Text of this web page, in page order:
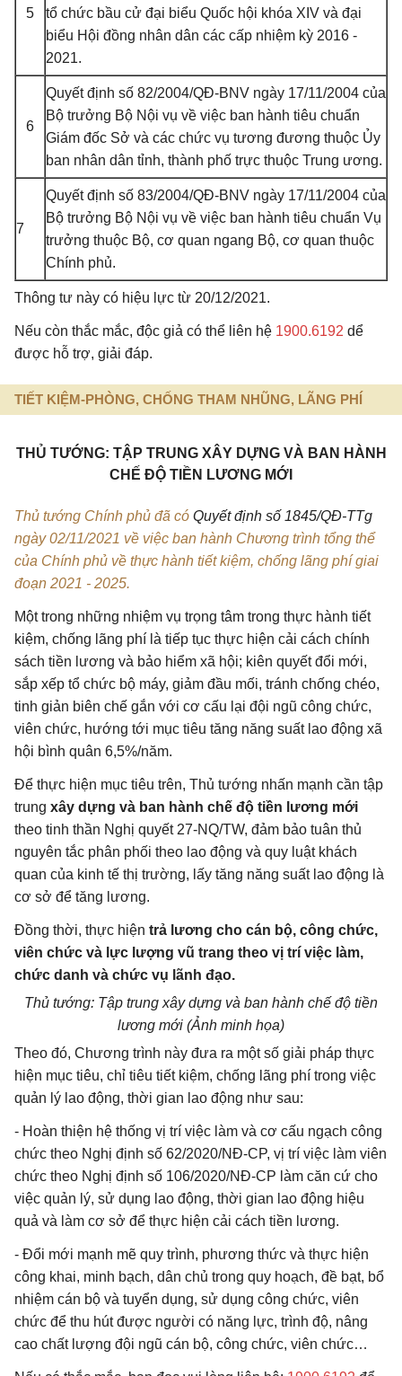
5
tổ chức bầu cử đại biểu Quốc hội khóa XIV và đại
biểu Hội đồng nhân dân các cấp nhiệm kỳ 2016 -
2021.
6
Quyết định số 82/2004/QĐ-BNV ngày 17/11/2004 của
Bộ trưởng Bộ Nội vụ về việc ban hành tiêu chuẩn
Giám đốc Sở và các chức vụ tương đương thuộc Ủy
ban nhân dân tỉnh, thành phố trực thuộc Trung ương.
7
Quyết định số 83/2004/QĐ-BNV ngày 17/11/2004 của
Bộ trưởng Bộ Nội vụ về việc ban hành tiêu chuẩn Vụ
trưởng thuộc Bộ, cơ quan ngang Bộ, cơ quan thuộc
Chính phủ.
Thông tư này có hiệu lực từ 20/12/2021.
Nếu còn thắc mắc, độc giả có thể liên hệ 1900.6192 dể
được hỗ trợ, giải đáp.
TIẾT KIỆM-PHÒNG, CHỐNG THAM NHŨNG, LÃNG PHÍ
THỦ TƯỚNG: TẬP TRUNG XÂY DỰNG VÀ BAN HÀNH
CHẾ ĐỘ TIỀN LƯƠNG MỚI
Thủ tướng Chính phủ đã có Quyết định số 1845/QĐ-TTg
ngày 02/11/2021 về việc ban hành Chương trình tổng thể
của Chính phủ về thực hành tiết kiệm, chống lãng phí giai
đoạn 2021 - 2025.
Một trong những nhiệm vụ trọng tâm trong thực hành tiết
kiệm, chống lãng phí là tiếp tục thực hiện cải cách chính
sách tiền lương và bảo hiểm xã hội; kiên quyết đổi mới,
sắp xếp tổ chức bộ máy, giảm đầu mối, tránh chống chéo,
tinh giản biên chế gắn với cơ cấu lại đội ngũ công chức,
viên chức, hướng tới mục tiêu tăng năng suất lao động xã
hội bình quân 6,5%/năm.
Để thực hiện mục tiêu trên, Thủ tướng nhấn mạnh cần tập
trung xây dựng và ban hành chế độ tiền lương mới
theo tinh thần Nghị quyết 27-NQ/TW, đảm bảo tuân thủ
nguyên tắc phân phối theo lao động và quy luật khách
quan của kinh tế thị trường, lấy tăng năng suất lao động là
cơ sở để tăng lương.
Đồng thời, thực hiện trả lương cho cán bộ, công chức,
viên chức và lực lượng vũ trang theo vị trí việc làm,
chức danh và chức vụ lãnh đạo.
Thủ tướng: Tập trung xây dựng và ban hành chế độ tiền
lương mới (Ảnh minh họa)
Theo đó, Chương trình này đưa ra một số giải pháp thực
hiện mục tiêu, chỉ tiêu tiết kiệm, chống lãng phí trong việc
quản lý lao động, thời gian lao động như sau:
- Hoàn thiện hệ thống vị trí việc làm và cơ cấu ngạch công
chức theo Nghị định số 62/2020/NĐ-CP, vị trí việc làm viên
chức theo Nghị định số 106/2020/NĐ-CP làm căn cứ cho
việc quản lý, sử dụng lao động, thời gian lao động hiệu
quả và làm cơ sở để thực hiện cải cách tiền lương.
- Đổi mới mạnh mẽ quy trình, phương thức và thực hiện
công khai, minh bạch, dân chủ trong quy hoạch, đề bạt, bổ
nhiệm cán bộ và tuyển dụng, sử dụng công chức, viên
chức để thu hút được người có năng lực, trình độ, nâng
cao chất lượng đội ngũ cán bộ, công chức, viên chức…